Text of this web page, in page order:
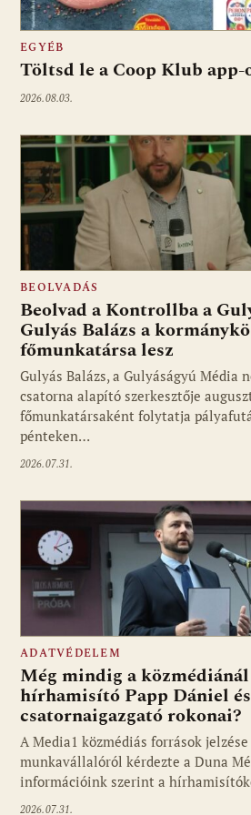
EGYÉB
Töltsd le a Coop Klub app-
2026.08.03.
BEOLVADÁS
Beolvad a Kontrollba a
Gulyás Balázs a
főmunkatársa lesz
Gulyás Balázs, a Gulyáságyú Média
csatorna alapító szerkesztője
főmunkatársaként folytatja
pénteken…
2026.07.31.
ADATVÉDELEM
Még mindig a
hírhamisító Papp Dániel
csatornaigazgató rokonai?
A Media1 közmédiás források
munkavállalóról kérdezte a Duna
információink szerint a
2026.07.31.